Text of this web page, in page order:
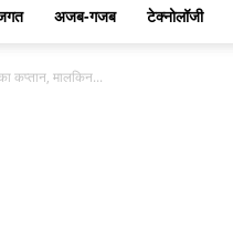
अजब-गजब टेक्नोलॉजी
कप्तान, मालकिन...